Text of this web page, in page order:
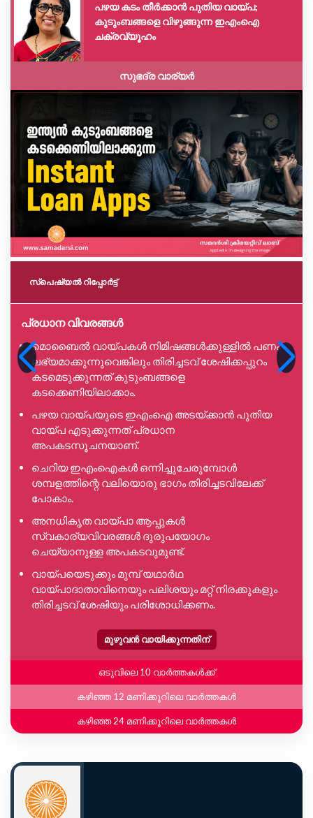
പഴയ കടം തീർക്കാൻ പുതിയ വായ്പ;
കുടുംബങ്ങളെ വിഴുങ്ങുന്ന ഇഎംഐ
ചക്രവ്യൂഹം
സുഭദ്ര വാര്യർ
സ്പെഷ്യൽ റിപ്പോര്‍ട്ട്
പ്രധാന വിവരങ്ങൾ
മൊബൈൽ വായ്പകൾ നിമിഷങ്ങൾക്കുള്ളിൽ പണം
ലഭ്യമാക്കുന്നുവെങ്കിലും തിരിച്ചടവ് ശേഷിക്കപ്പുറം
കടമെടുക്കുന്നത് കുടുംബങ്ങളെ
കടക്കെണിയിലാക്കാം.
പഴയ വായ്പയുടെ ഇഎംഐ അടയ്ക്കാൻ പുതിയ
വായ്പ എടുക്കുന്നത് പ്രധാന
അപകടസൂചനയാണ്.
ചെറിയ ഇഎംഐകൾ ഒന്നിച്ചുചേരുമ്പോൾ
ശമ്പളത്തിന്റെ വലിയൊരു ഭാഗം തിരിച്ചടവിലേക്ക്
പോകാം.
അനധികൃത വായ്പാ ആപ്പുകൾ
സ്വകാര്യവിവരങ്ങൾ ദുരുപയോഗം
ചെയ്യാനുള്ള അപകടവുമുണ്ട്.
വായ്പയെടുക്കും മുമ്പ് യഥാർഥ
വായ്പാദാതാവിനെയും പലിശയും മറ്റ് നിരക്കുകളും
തിരിച്ചടവ് ശേഷിയും പരിശോധിക്കണം.
മുഴുവൻ വായിക്കുന്നതിന്
ഒടുവിലെ 10 വാർത്തകൾക്ക്
കഴിഞ്ഞ 12 മണിക്കൂറിലെ വാർത്തകൾ
കഴിഞ്ഞ 24 മണിക്കൂറിലെ വാർത്തകൾ